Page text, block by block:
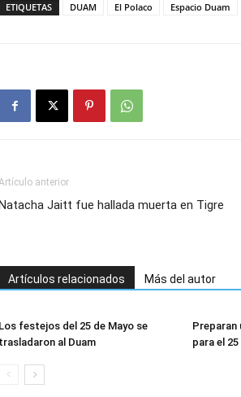
ETIQUETAS DUAM El Polaco Espacio Duam
anterior
Jaitt fue hallada muerta en Tigre
Artículos relacionados Más del autor
Los festejos del 25 de Mayo se
trasladaron al Duam
Preparan
para el